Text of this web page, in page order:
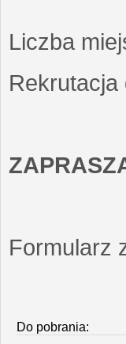
Liczba
Rekrutacja
Formularz
Do pobrania: